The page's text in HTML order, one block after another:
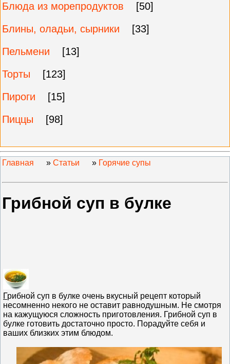
Блюда из морепродуктов
[50]
Блины, оладьи, сырники
[33]
Пельмени
[13]
Торты
[123]
Пироги
[15]
Пиццы
[98]
Главная » Статьи » Горячие супы
Грибной суп в булке
Грибной суп в булке очень вкусный рецепт который
несомненно некого не оставит равнодушным. Не смотря
на кажущуюся сложность приготовления. Грибной суп в
булке готовить достаточно просто. Порадуйте себя и
ваших близких этим блюдом.